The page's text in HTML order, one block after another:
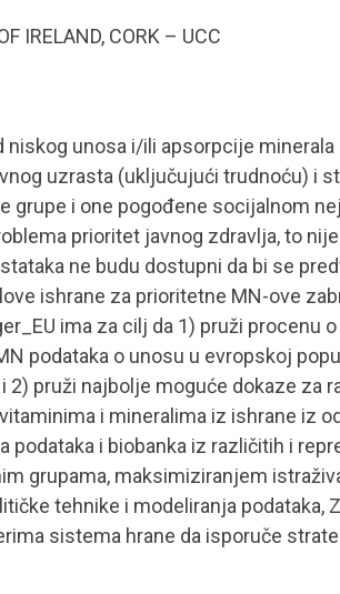
IRELAND, CORK – UCC
unosa i/ili apsorpcije minerala
uzrasta (uključujući trudnoću) i
i one pogođene socijalnom
prioritet javnog zdravlja, to
ne budu dostupni da bi se
ishrane za prioritetne MN-ove
ima za cilj da 1) pruži procenu
podataka o unosu u evropskoj
pruži najbolje moguće dokaze za
i mineralima iz ishrane iz
i biobanka iz različitih i
grupama, maksimiziranjem
tehnike i modeliranja podataka,
sistema hrane da isporuče